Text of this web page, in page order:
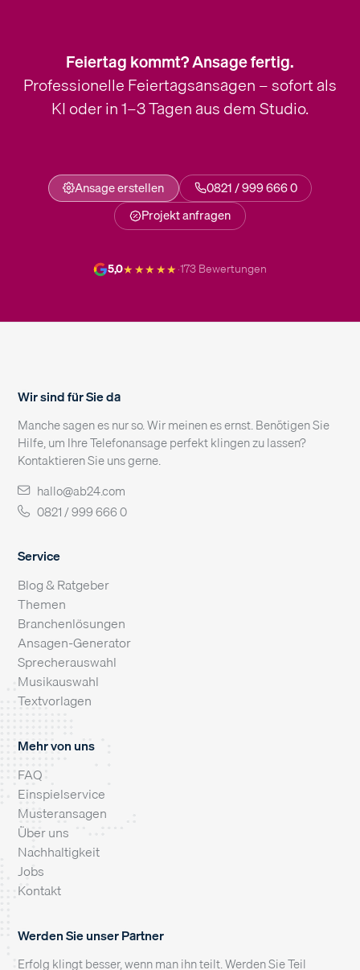
Feiertag kommt? Ansage fertig.
Professionelle Feiertagsansagen – sofort als
KI oder in 1–3 Tagen aus dem Studio.
Ansage erstellen
0821 / 999 666 0
Projekt anfragen
5,0★★★★★·173 Bewertungen
Wir sind für Sie da
Manche sagen es nur so. Wir meinen es ernst. Benötigen Sie
Hilfe, um Ihre Telefonansage perfekt klingen zu lassen?
Kontaktieren Sie uns gerne.
hallo@ab24.com
0821 / 999 666 0
Service
Blog & Ratgeber
Themen
Branchenlösungen
Ansagen-Generator
Sprecherauswahl
Musikauswahl
Textvorlagen
Mehr von uns
FAQ
Einspielservice
Musteransagen
Über uns
Nachhaltigkeit
Jobs
Kontakt
Werden Sie unser Partner
Erfolg klingt besser, wenn man ihn teilt. Werden Sie Teil